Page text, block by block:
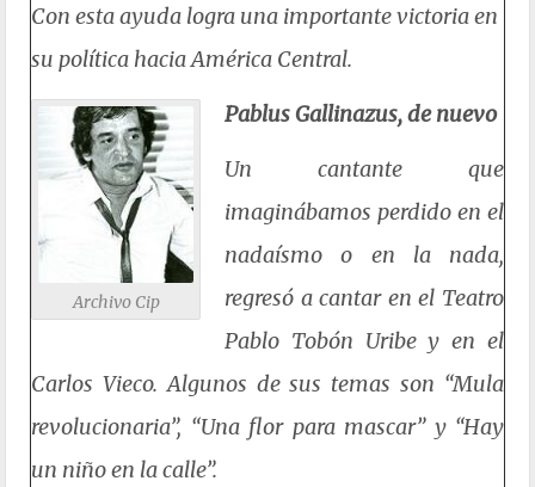
Con esta ayuda logra una importante victoria en
su política hacia América Central.
Archivo Cip
Pablus Gallinazus, de nuevo
Un cantante que
imaginábamos perdido en el
nadaísmo o en la nada,
regresó a cantar en el Teatro
Pablo Tobón Uribe y en el
Carlos Vieco. Algunos de sus temas son “Mula
revolucionaria”, “Una flor para mascar” y “Hay
un niño en la calle”.